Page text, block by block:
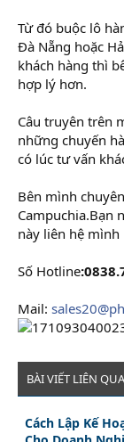
Từ đó buộc lô
Đà Nẵng hoặc
khách hàng thì
hợp lý hơn.
Câu truyên trên
những chuyến
có lúc tư vấn
Bên mình
Campuchia.Bạn
này liên hệ mình
Số Hotline
Mail:
BÀI VIẾT LIÊN
Cách Lập Kế